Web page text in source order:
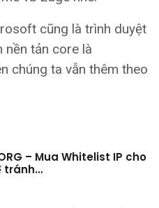
cũng là trình duyệt
tản core là
chúng ta vẫn thêm theo
– Mua Whitelist IP cho
tránh…